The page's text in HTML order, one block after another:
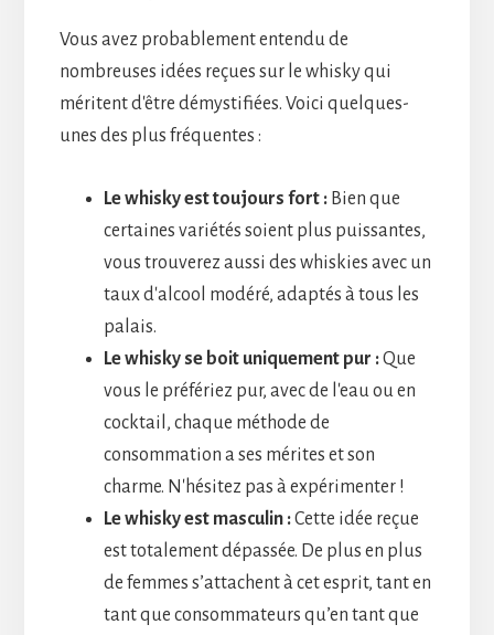
Vous avez probablement entendu de
nombreuses idées reçues sur le whisky qui
méritent d'être démystifiées. Voici quelques-
unes des plus fréquentes :
Le whisky est toujours fort :Bien que
certaines variétés soient plus puissantes,
vous trouverez aussi des whiskies avec un
taux d'alcool modéré, adaptés à tous les
palais.
Le whisky se boit uniquement pur :Que
vous le préfériez pur, avec de l'eau ou en
cocktail, chaque méthode de
consommation a ses mérites et son
charme. N'hésitez pas à expérimenter !
Le whisky est masculin :Cette idée reçue
est totalement dépassée. De plus en plus
de femmes s’attachent à cet esprit, tant en
tant que consommateurs qu’en tant que